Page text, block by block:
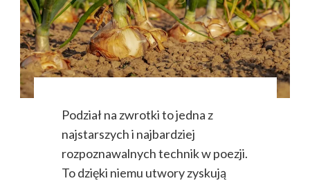
Podział na zwrotki to jedna z
najstarszych i najbardziej
rozpoznawalnych technik w poezji.
To dzięki niemu utwory zyskują